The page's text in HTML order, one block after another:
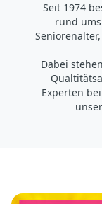
Seit 1974
rund
Dabei
Experten